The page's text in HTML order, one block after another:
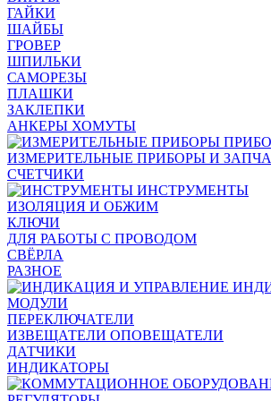
ГАЙКИ
ШАЙБЫ
ГРОВЕР
ШПИЛЬКИ
САМОРЕЗЫ
ПЛАШКИ
ЗАКЛЕПКИ
АНКЕРЫ ХОМУТЫ
ИЗМЕРИТЕЛЬНЫЕ ПРИБОРЫ И
СЧЕТЧИКИ
ИНСТРУМЕНТЫ
ИЗОЛЯЦИЯ И ОБЖИМ
КЛЮЧИ
ДЛЯ РАБОТЫ С ПРОВОДОМ
СВЁРЛА
РАЗНОЕ
МОДУЛИ
ПЕРЕКЛЮЧАТЕЛИ
ИЗВЕЩАТЕЛИ ОПОВЕЩАТЕЛИ
ДАТЧИКИ
ИНДИКАТОРЫ